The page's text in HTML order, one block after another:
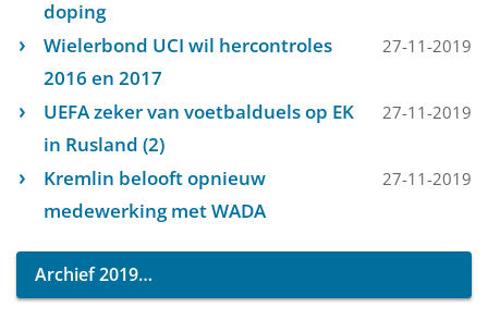
doping
Wielerbond UCI wil hercontroles
2016 en 2017
27-11-2019
UEFA zeker van voetbalduels op EK
in Rusland (2)
27-11-2019
Kremlin belooft opnieuw
medewerking met WADA
27-11-2019
Archief 2019